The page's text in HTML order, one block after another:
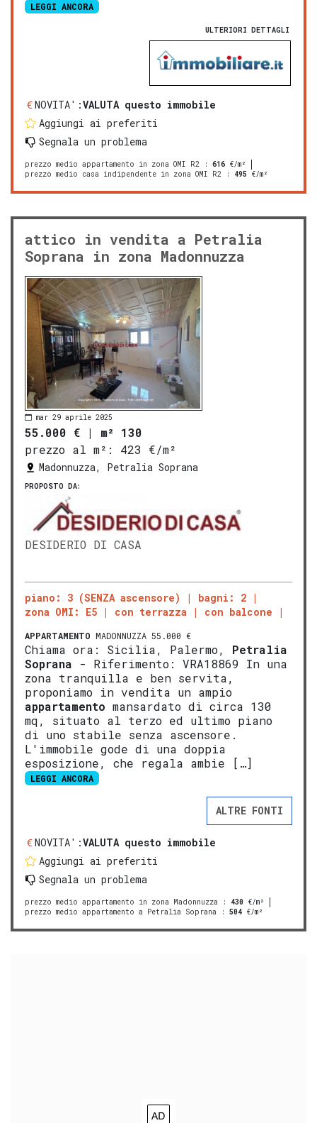
LEGGI ANCORA
ULTERIORI DETTAGLI
NOVITA':VALUTA questo immobile
Aggiungi ai preferiti
Segnala un problema
prezzo medio appartamento in zona OMI R2 : 616 €/m²
prezzo medio casa indipendente in zona OMI R2 : 495 €/m²
attico in vendita a Petralia
Soprana in zona Madonnuzza
mar 29 aprile 2025
55.000 € | m² 130
prezzo al m²:
423 €/m²
Madonnuzza, Petralia Soprana
PROPOSTO DA:
DESIDERIO DI CASA
piano: 3 (SENZA ascensore)
bagni: 2
zona OMI: E5
con terrazza con balcone
APPARTAMENTO MADONNUZZA 55.000 €
Chiama ora: Sicilia, Palermo, Petralia
Soprana - Riferimento: VRA18869 In una
zona tranquilla e ben servita,
proponiamo in vendita un ampio
appartamento mansardato di circa 130
mq, situato al terzo ed ultimo piano
di uno stabile senza ascensore.
L'immobile gode di una doppia
esposizione, che regala ambie […]
LEGGI ANCORA
ALTRE FONTI
NOVITA':VALUTA questo immobile
Aggiungi ai preferiti
Segnala un problema
prezzo medio appartamento in zona Madonnuzza : 430 €/m²
prezzo medio appartamento a Petralia Soprana : 504 €/m²